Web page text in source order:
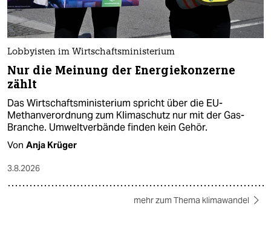
Lobbyisten im Wirtschaftsministerium
Nur die Meinung der Energiekonzerne
zählt
Das Wirtschaftsministerium spricht über die EU-
Methanverordnung zum Klimaschutz nur mit der Gas-
Branche. Umweltverbände finden kein Gehör.
Von Anja Krüger
3.8.2026
mehr zum Thema klimawandel